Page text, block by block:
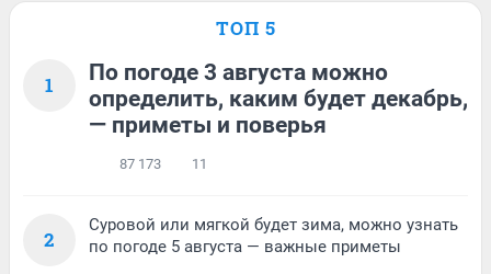
ТОП 5
1
По погоде 3 августа можно
определить, каким будет декабрь,
— приметы и поверья
87 173 11
2
Суровой или мягкой будет зима, можно узнать
по погоде 5 августа — важные приметы